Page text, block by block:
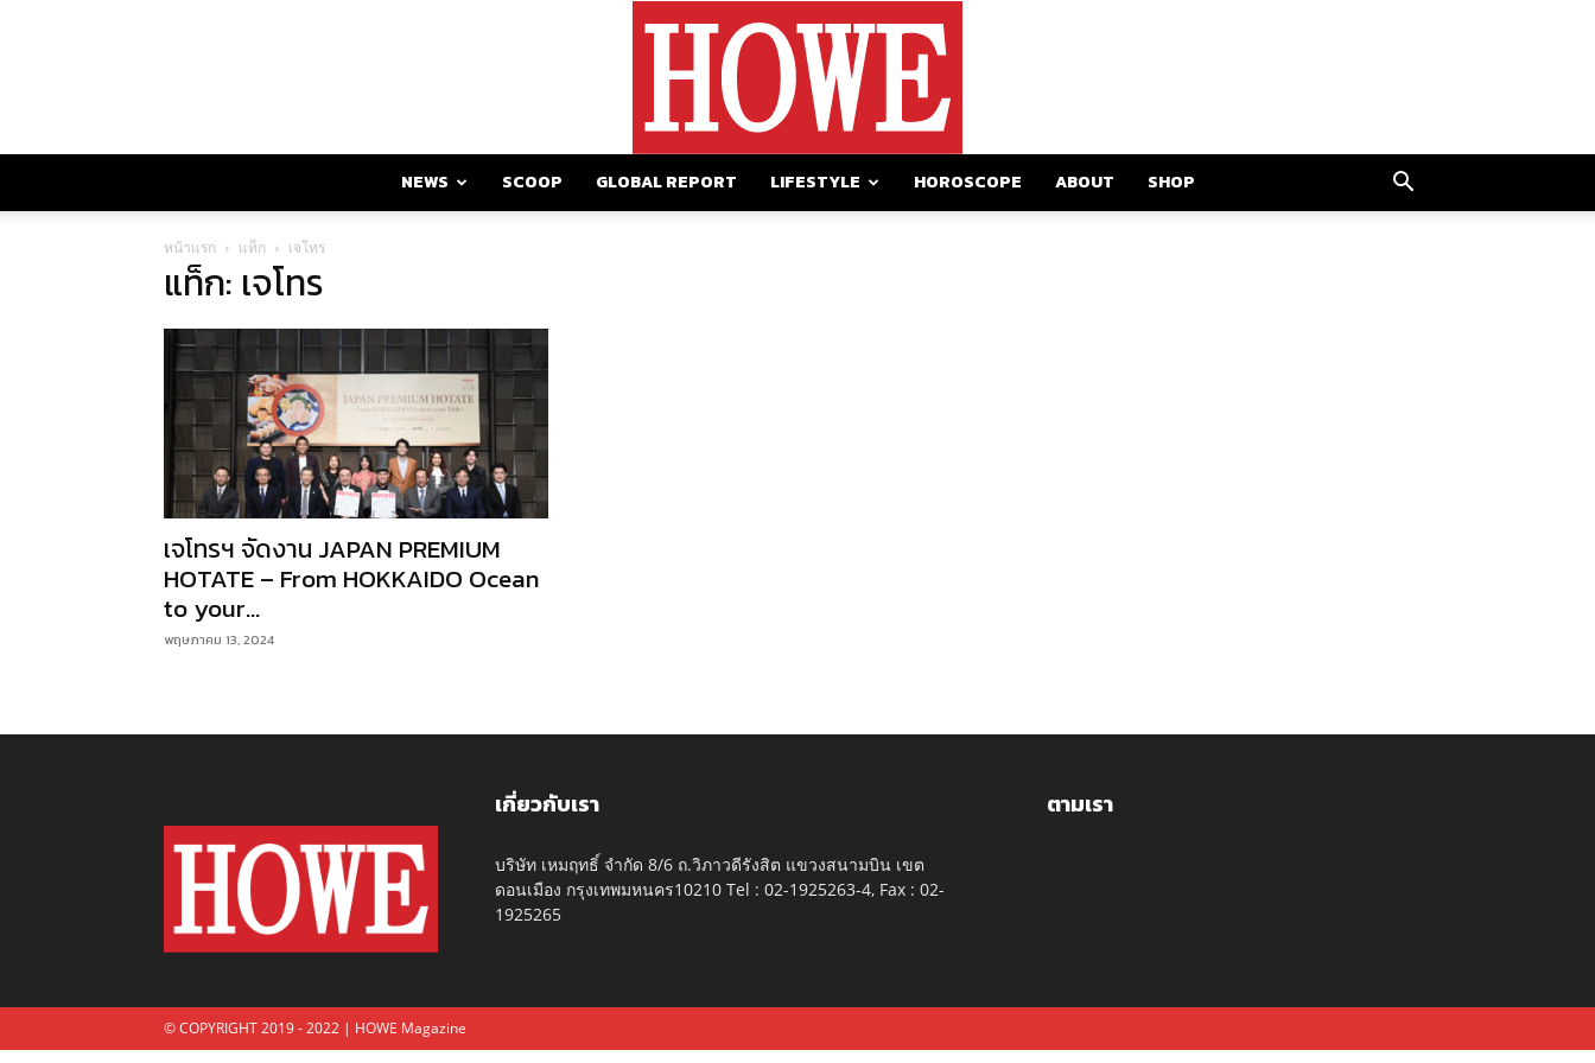
NEWS SCOOP GLOBAL REPORT LIFESTYLE HOROSCOPE ABOUT SHOP
หน้าแรก แท็ก เจโทร
แท็ก: เจโทร
เจโทรฯ จัดงาน JAPAN PREMIUM
HOTATE – From HOKKAIDO Ocean
to your...
พฤษภาคม 13, 2024
เกี่ยวกับเรา
บริษัท เหมฤทธิ์ จำกัด 8/6 ถ.วิภาวดีรังสิต แขวงสนามบิน เขต
ดอนเมือง กรุงเทพมหนคร10210 Tel : 02-1925263-4, Fax : 02-
1925265
ตามเรา
© COPYRIGHT 2019 - 2022 | HOWE Magazine